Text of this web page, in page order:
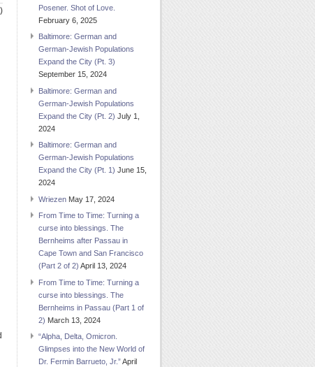
Posener. Shot of Love.
February 6, 2025
Baltimore: German and
German-Jewish Populations
Expand the City (Pt. 3)
September 15, 2024
Baltimore: German and
German-Jewish Populations
Expand the City (Pt. 2) July 1,
2024
Baltimore: German and
German-Jewish Populations
Expand the City (Pt. 1) June 15,
2024
Wriezen May 17, 2024
From Time to Time: Turning a
curse into blessings. The
Bernheims after Passau in
Cape Town and San Francisco
(Part 2 of 2) April 13, 2024
From Time to Time: Turning a
curse into blessings. The
Bernheims in Passau (Part 1 of
2) March 13, 2024
“Alpha, Delta, Omicron.
Glimpses into the New World of
Dr. Fermin Barrueto, Jr.”April